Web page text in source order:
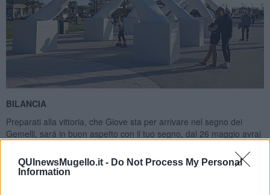
QUInewsMugello.it - Do Not Process My Personal
Information
BILANCIA
Preparati alla vittoria, che Giove sta per arrivare nel segno dei
Gemelli, sará in buon aspetto con il tuo segno, dal 26 maggio avrai
potrebbe essere una prima domenica del mese litigiosa. Nei giorni
seguenti dovrebbe migliorare la situazione. Buone possibilitá nel